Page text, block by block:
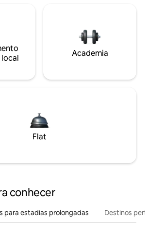
Academia
Flat
conhecer
para estadias prolongadas Destinos